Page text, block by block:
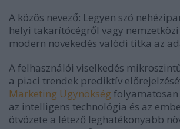
A közös nevező: Legyen szó
helyi takarítócégről vagy nemzetközi
modern növekedés valódi titka az
A felhasználói viselkedés
a piaci trendek prediktív
Marketing Ügynökség
az intelligens technológia és az
ötvözete a létező leghatékonyabb